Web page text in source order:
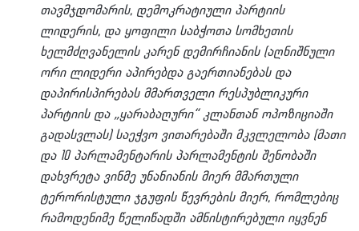
თავმჯდომარის, დემოკრატიული პარტიის
ლიდერის, და ყოფილი საბჭოთა სომხეთის
ხელმძღვანელის კარენ დემირჩიანის (აღნიშნული
ორი ლიდერი აპირებდა გაერთიანებას და
დაპირისპირებას მმართველი რესპუბლიკური
პარტიის და „ყარაბაღური“ კლანთან ოპოზიციაში
გადასვლას) საეჭვო ვითარებაში მკვლელობა (მათი
და 10 პარლამენტარის პარლამენტის შენობაში
დახვრეტა ვინმე უნანიანის მიერ მმართული
ტერორისტული ჯგუფის წევრების მიერ, რომლებიც
რამოდენიმე წელიწადში ამნისტირებული იყვნენ